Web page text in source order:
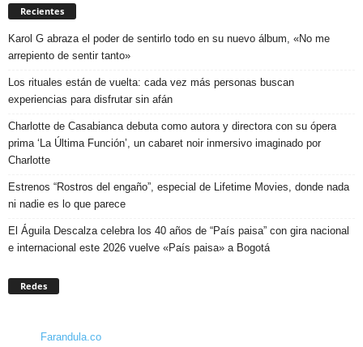
Recientes
Karol G abraza el poder de sentirlo todo en su nuevo álbum, «No me
arrepiento de sentir tanto»
Los rituales están de vuelta: cada vez más personas buscan
experiencias para disfrutar sin afán
Charlotte de Casabianca debuta como autora y directora con su ópera
prima ‘La Última Función’, un cabaret noir inmersivo imaginado por
Charlotte
Estrenos “Rostros del engaño”, especial de Lifetime Movies, donde nada
ni nadie es lo que parece
El Águila Descalza celebra los 40 años de “País paisa” con gira nacional
e internacional este 2026 vuelve «País paisa» a Bogotá
Redes
Farandula.co